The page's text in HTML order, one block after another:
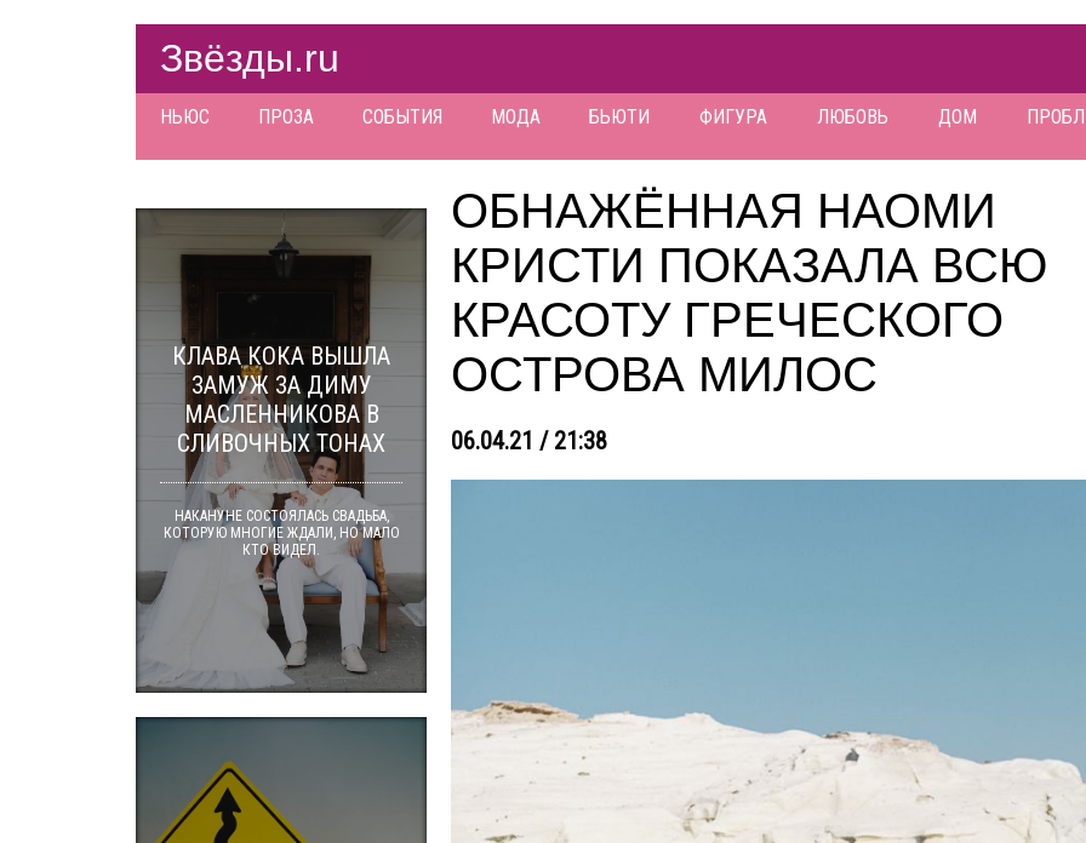
Звёзды.ru
НЬЮС ПРОЗА СОБЫТИЯ МОДА БЬЮТИ ФИГУРА ЛЮБОВЬ ДОМ
ОБНАЖЁННАЯ НАОМИ
КРИСТИ ПОКАЗАЛА ВСЮ
КРАСОТУ ГРЕЧЕСКОГО
ОСТРОВА МИЛОС
06.04.21 / 21:38
КЛАВА КОКА ВЫШЛА
ЗАМУЖ ЗА ДИМУ
МАСЛЕННИКОВА В
СЛИВОЧНЫХ ТОНАХ
НАКАНУНЕ СОСТОЯЛАСЬ СВАДЬБА,
КОТОРУЮ МНОГИЕ ЖДАЛИ, НО МАЛО
КТО ВИДЕЛ.